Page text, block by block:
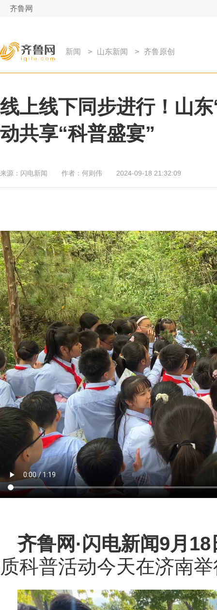
齐鲁网
新闻 > 山东新闻 > 齐鲁原创
线上线下同步进行！山
动共享“科普盛宴”
来源： 闪电新闻 作者： 何则伟 2024-09-18 21:32:09
齐鲁网 ·闪电新闻9月18
质科普活动今天在济南